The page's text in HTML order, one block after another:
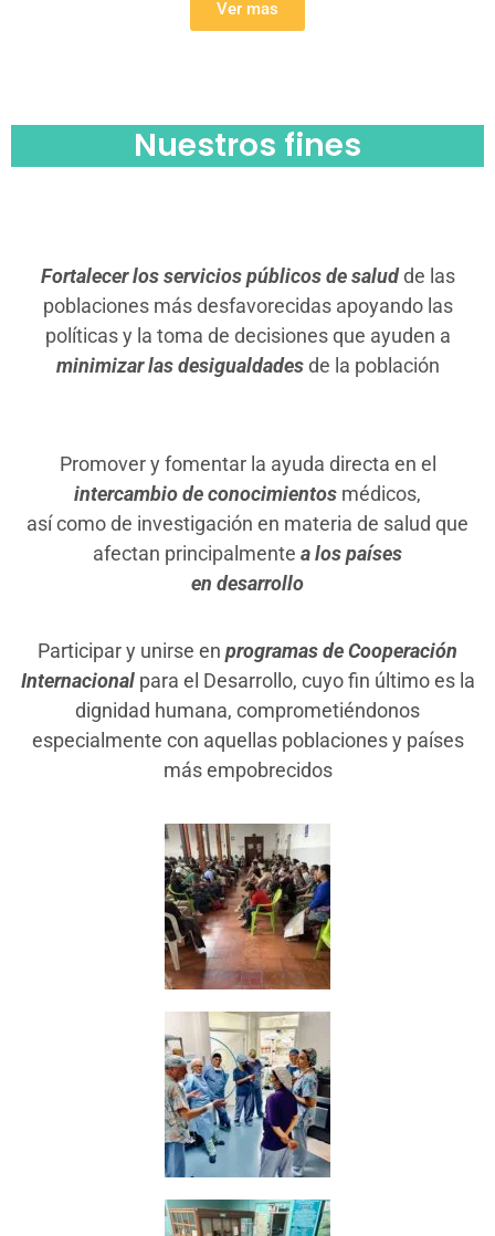
Ver mas
Nuestros fines
Fortalecer los servicios públicos de saludde las
poblaciones más desfavorecidas apoyando las
políticas y la toma de decisiones que ayuden a
minimizar las desigualdadesde la población
Promover y fomentar la ayuda directa en el
intercambio de conocimientos médicos,
así como de investigación en materia de salud que
afectan principalmente a los países
en desarrollo
Participar y unirse en programas de Cooperación
Internacionalpara el Desarrollo, cuyo fin último es la
dignidad humana, comprometiéndonos
especialmente con aquellas poblaciones y países
más empobrecidos